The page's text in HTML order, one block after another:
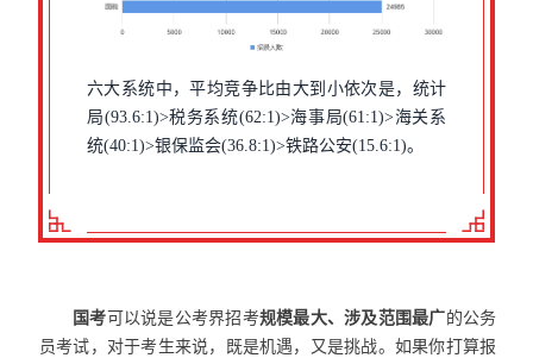
六大系统中，平均竞争比由大到小依次是，统计
局(93.6:1)>税务系统(62:1)>海事局(61:1)>海关系
统(40:1)>银保监会(36.8:1)>铁路公安(15.6:1)。
国考可以说是公考界招考规模最大、涉及范围最广的公务
员考试，对于考生来说，既是机遇，又是挑战。如果你打算报